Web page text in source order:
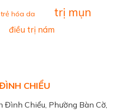
trẻ hóa da trị mụn
điều trị nám
CHIỂU
Đình Chiểu, Phường Bàn Cờ,